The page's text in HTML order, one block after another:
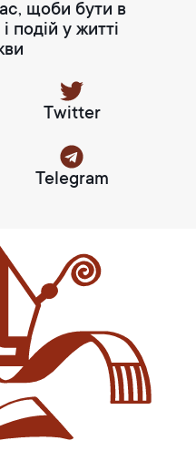
щоби бути в
подій у житті
Twitter
Telegram